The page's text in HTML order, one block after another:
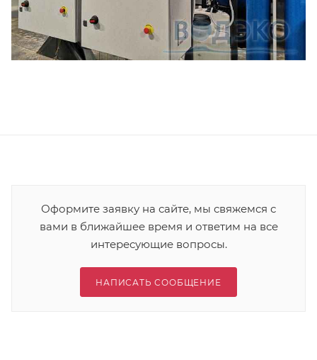
Оформите заявку на сайте, мы свяжемся с
вами в ближайшее время и ответим на все
интересующие вопросы.
НАПИСАТЬ СООБЩЕНИЕ